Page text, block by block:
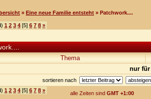
» Eine neue Familie entsteht » Patchwork....
) 1 2 3 4 [5] 6 7 8 »
Thema
nur für
sortieren nach
) 1 2 3 4 [5] 6 7 8 » alle Zeiten sind GMT +1:00